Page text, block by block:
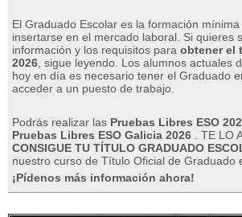
El Graduado Escolar es la formación
insertarse en el mercado laboral. Si quieres
información y los requisitos para obtener el
2026 , sigue leyendo. Los alumnos actuales
hoy en día es necesario tener el Graduado
acceder a un puesto de trabajo.
Podrás realizar las Pruebas Libres ESO
Pruebas Libres ESO Galicia 2026
TE LO
CONSIGUE TU TÍTULO GRADUADO
nuestro curso de Título Oficial de Graduado
¡Pídenos más información ahora!